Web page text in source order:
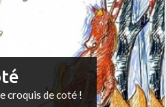
croquis de coté !